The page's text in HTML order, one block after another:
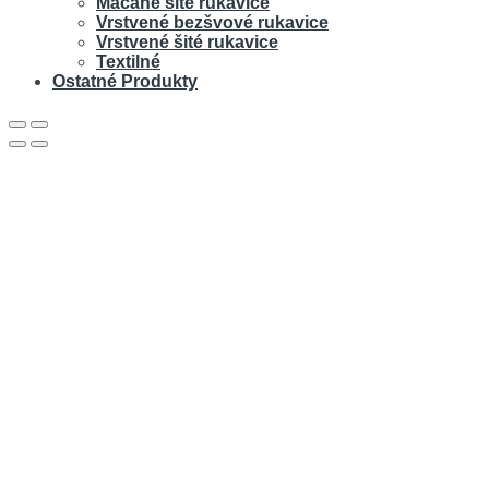
Vrstvené bezšvové rukavice
Vrstvené šité rukavice
Textilné
Ostatné Produkty